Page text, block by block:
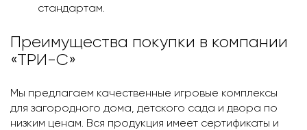
стандартам.
Преимущества покупки в компании
«ТРИ-С»
Мы предлагаем качественные игровые комплексы
для загородного дома, детского сада и двора по
низким ценам. Вся продукция имеет сертификаты и